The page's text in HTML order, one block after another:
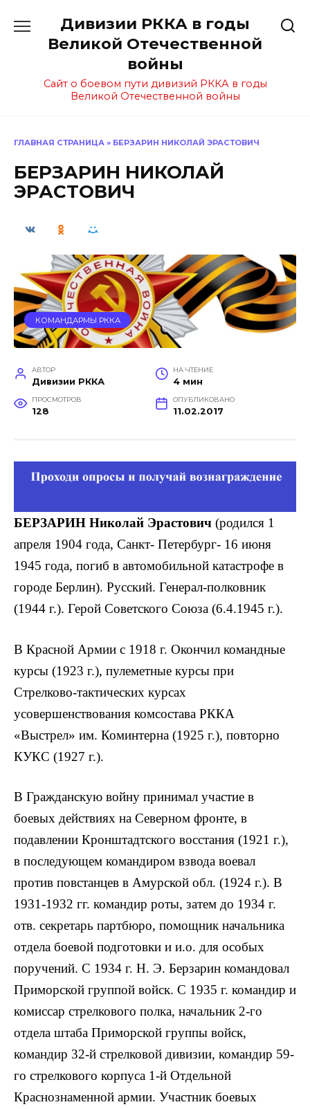
содержанию
Дивизии РККА в годы
Великой Отечественной
войны
Сайт о боевом пути дивизий РККА в годы
Великой Отечественной войны
ГЛАВНАЯ СТРАНИЦА » БЕРЗАРИН НИКОЛАЙ ЭРАСТОВИЧ
БЕРЗАРИН НИКОЛАЙ
ЭРАСТОВИЧ
КОМАНДАРМЫ РККА
АВТОР
Дивизии РККА
НА ЧТЕНИЕ
4 мин
ПРОСМОТРОВ
128
ОПУБЛИКОВАНО
11.02.2017
БЕРЗАРИН Николай Эрастович (родился 1
апреля 1904 года, Санкт- Петербург- 16 июня
1945 года, погиб в автомобильной катастрофе в
городе Берлин). Русский. Генерал-полковник
(1944 г.). Герой Советского Союза (6.4.1945 г.).
В Красной Армии с 1918 г. Окончил командные
курсы (1923 г.), пулеметные курсы при
Стрелково-тактических курсах
усовершенствования комсостава РККА
«Выстрел» им. Коминтерна (1925 г.), повторно
КУКС (1927 г.).
В Гражданскую войну принимал участие в
боевых действиях на Северном фронте, в
подавлении Кронштадтского восстания (1921 г.),
в последующем командиром взвода воевал
против повстанцев в Амурской обл. (1924 г.). В
1931-1932 гг. командир роты, затем до 1934 г.
отв. секретарь партбюро, помощник начальника
отдела боевой подготовки и и.о. для особых
поручений. С 1934 г. Н. Э. Берзарин командовал
Приморской группой войск. С 1935 г. командир и
комиссар стрелкового полка, начальник 2-го
отдела штаба Приморской группы войск,
командир 32-й стрелковой дивизии, командир 59-
го стрелкового корпуса 1-й Отдельной
Краснознаменной армии. Участник боевых